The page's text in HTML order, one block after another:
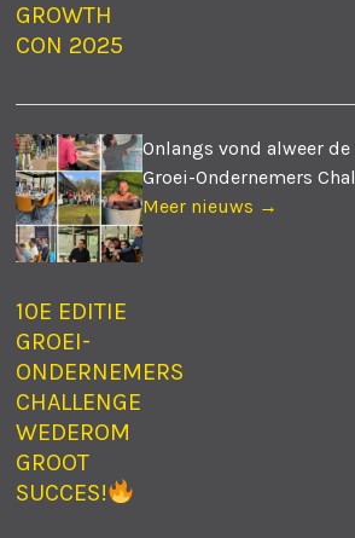
GROWTH
CON 2025
10E EDITIE
GROEI-
ONDERNEMERS
CHALLENGE
WEDEROM
GROOT
SUCCES!
Onlangs vond alweer
Groei-Ondernemers
Meer nieuws →